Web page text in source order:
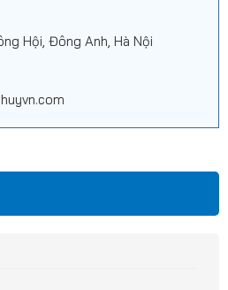
Hội, Đông Anh, Hà Nội